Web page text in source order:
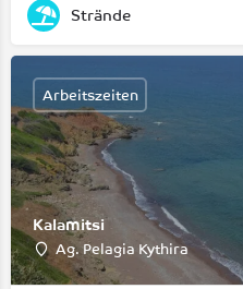
Strände
Kalamitsi
Ag. Pelagia Kythira
Arbeitszeiten